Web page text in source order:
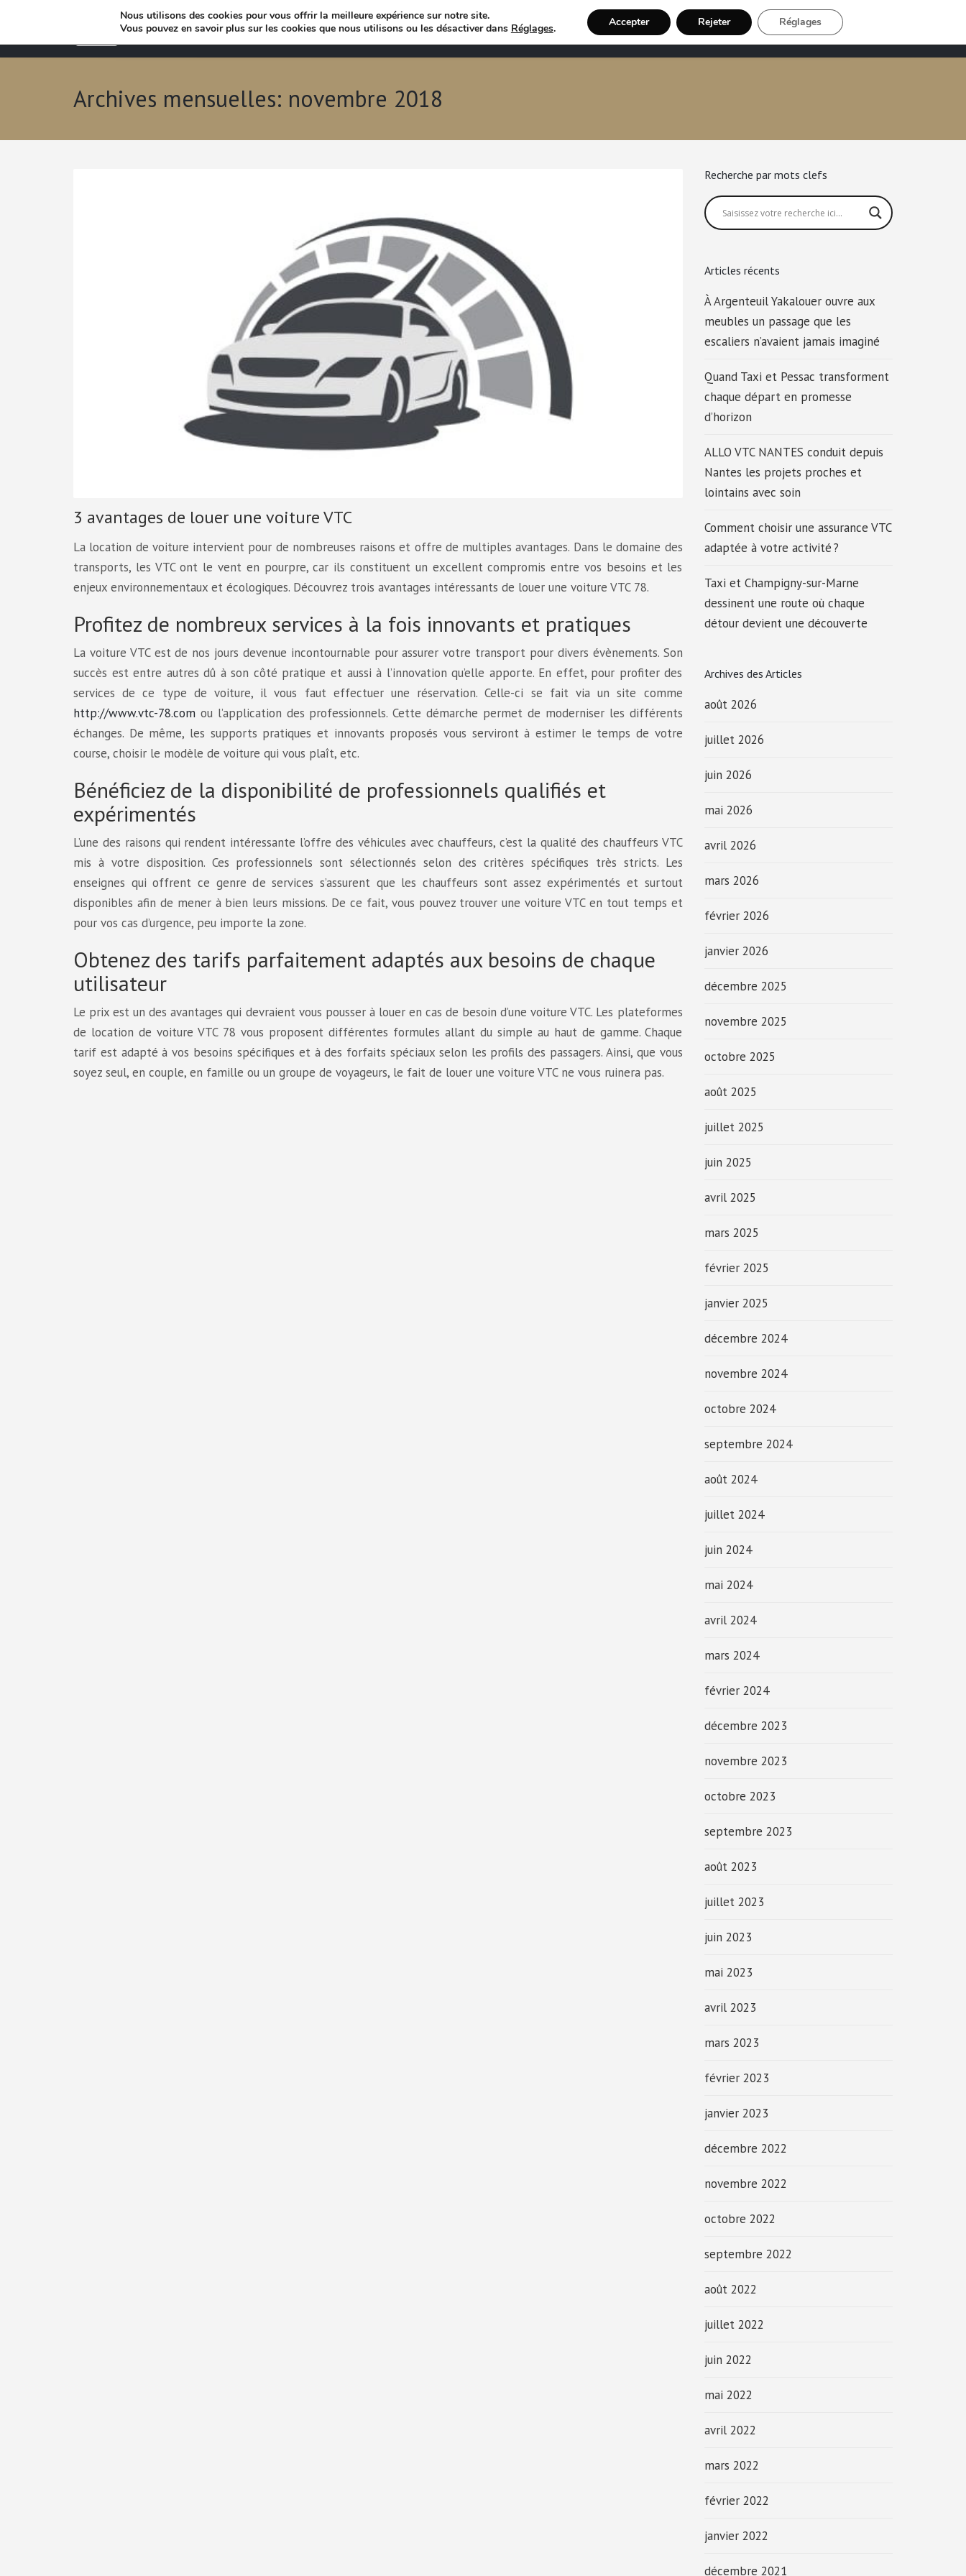
Annuaire VTC Recherche Chauffeur VTC Inscription Chauffeur
Archives mensuelles: novembre 2018
3 avantages de louer une voiture VTC
La location de voiture intervient pour de nombreuses raisons et offre de multiples avantages. Dans le domaine des
transports, les VTC ont le vent en pourpre, car ils constituent un excellent compromis entre vos besoins et les
enjeux environnementaux et écologiques. Découvrez trois avantages intéressants de louer une voiture VTC 78.
Profitez de nombreux services à la fois innovants et pratiques
La voiture VTC est de nos jours devenue incontournable pour assurer votre transport pour divers évènements. Son
succès est entre autres dû à son côté pratique et aussi à l’innovation qu’elle apporte. En effet, pour profiter des
services de ce type de voiture, il vous faut effectuer une réservation. Celle-ci se fait via un site comme
http://www.vtc-78.com ou l’application des professionnels. Cette démarche permet de moderniser les différents
échanges. De même, les supports pratiques et innovants proposés vous serviront à estimer le temps de votre
course, choisir le modèle de voiture qui vous plaît, etc.
Bénéficiez de la disponibilité de professionnels qualifiés et
expérimentés
L’une des raisons qui rendent intéressante l’offre des véhicules avec chauffeurs, c’est la qualité des chauffeurs VTC
mis à votre disposition. Ces professionnels sont sélectionnés selon des critères spécifiques très stricts. Les
enseignes qui offrent ce genre de services s’assurent que les chauffeurs sont assez expérimentés et surtout
disponibles afin de mener à bien leurs missions. De ce fait, vous pouvez trouver une voiture VTC en tout temps et
pour vos cas d’urgence, peu importe la zone.
Obtenez des tarifs parfaitement adaptés aux besoins de chaque
utilisateur
Le prix est un des avantages qui devraient vous pousser à louer en cas de besoin d’une voiture VTC. Les plateformes
de location de voiture VTC 78 vous proposent différentes formules allant du simple au haut de gamme. Chaque
tarif est adapté à vos besoins spécifiques et à des forfaits spéciaux selon les profils des passagers. Ainsi, que vous
soyez seul, en couple, en famille ou un groupe de voyageurs, le fait de louer une voiture VTC ne vous ruinera pas.
Recherche par mots clefs
Articles récents
À Argenteuil Yakalouer ouvre aux
meubles un passage que les
escaliers n’avaient jamais imaginé
Quand Taxi et Pessac transforment
chaque départ en promesse
d’horizon
ALLO VTC NANTES conduit depuis
Nantes les projets proches et
lointains avec soin
Comment choisir une assurance VTC
adaptée à votre activité ?
Taxi et Champigny-sur-Marne
dessinent une route où chaque
détour devient une découverte
Archives des Articles
août 2026
juillet 2026
juin 2026
mai 2026
avril 2026
mars 2026
février 2026
janvier 2026
décembre 2025
novembre 2025
octobre 2025
août 2025
juillet 2025
juin 2025
avril 2025
mars 2025
février 2025
janvier 2025
décembre 2024
novembre 2024
octobre 2024
septembre 2024
août 2024
juillet 2024
juin 2024
mai 2024
avril 2024
mars 2024
février 2024
décembre 2023
novembre 2023
octobre 2023
septembre 2023
août 2023
juillet 2023
juin 2023
mai 2023
avril 2023
mars 2023
février 2023
janvier 2023
décembre 2022
novembre 2022
octobre 2022
septembre 2022
août 2022
juillet 2022
juin 2022
mai 2022
avril 2022
mars 2022
février 2022
janvier 2022
décembre 2021
Nous utilisons des cookies pour vous offrir la meilleure expérience sur notre site.
Vous pouvez en savoir plus sur les cookies que nous utilisons ou les désactiver dans Réglages. Accepter Rejeter Réglages